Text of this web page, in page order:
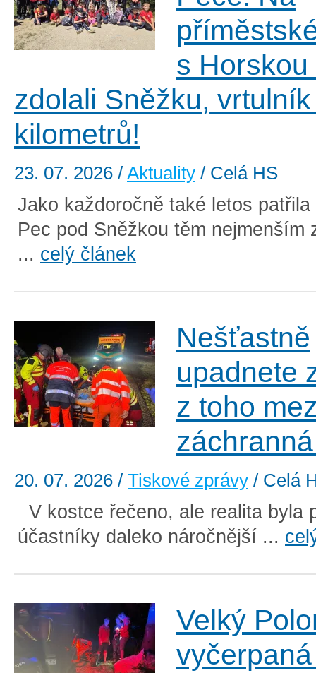
s
zdolali Sněžku,
kilometrů!
23. 07. 2026 / Aktuality / Celá HS
Jako každoročně také letos
Pec pod Sněžkou těm nejmenším
... celý článek
Nešťastně
upadnete
z toho
20. 07. 2026 / Tiskové zprávy / Celá
V kostce řečeno, ale realita byla
účastníky daleko náročnější ...
Velký